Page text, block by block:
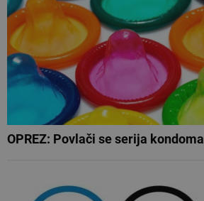
OPREZ: Povlači se serija kondoma